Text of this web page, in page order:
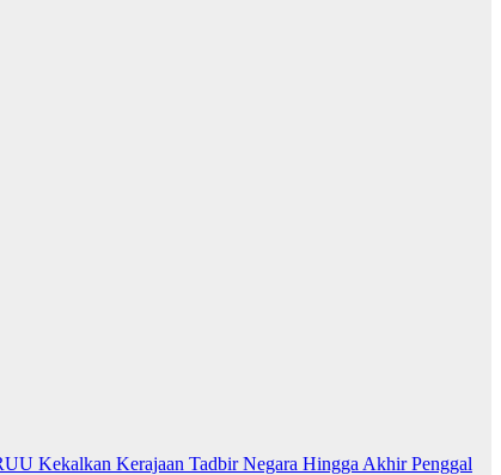
Kekalkan Kerajaan Tadbir Negara Hingga Akhir Penggal